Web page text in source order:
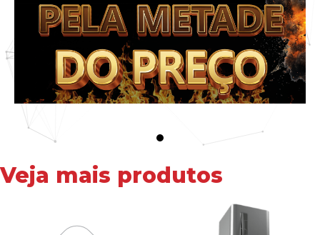
Veja mais produtos